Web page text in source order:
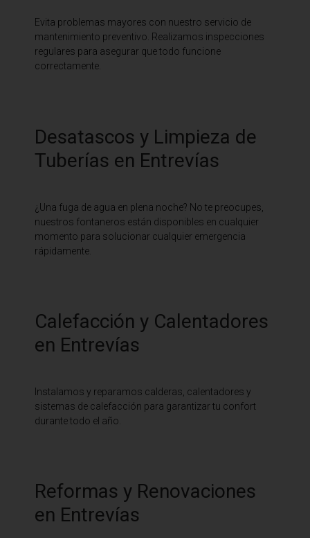
Evita problemas mayores con nuestro servicio de
mantenimiento preventivo. Realizamos inspecciones
regulares para asegurar que todo funcione
correctamente.
Desatascos y Limpieza de
Tuberías en Entrevías
¿Una fuga de agua en plena noche? No te preocupes,
nuestros fontaneros están disponibles en cualquier
momento para solucionar cualquier emergencia
rápidamente.
Calefacción y Calentadores
en Entrevías
Instalamos y reparamos calderas, calentadores y
sistemas de calefacción para garantizar tu confort
durante todo el año.
Reformas y Renovaciones
en Entrevías